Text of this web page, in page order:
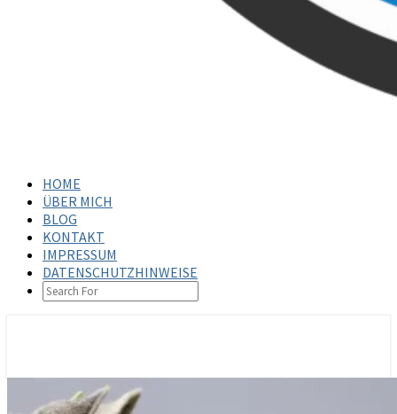
HOME
ÜBER MICH
BLOG
KONTAKT
IMPRESSUM
DATENSCHUTZHINWEISE
SEARCH
ICON